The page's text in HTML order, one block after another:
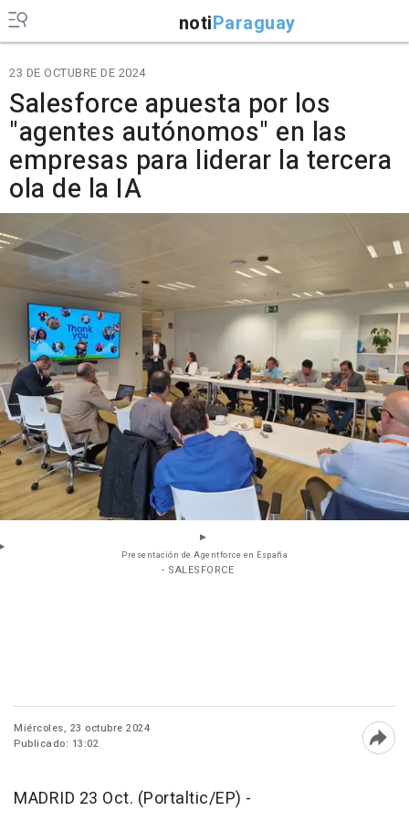
notiParaguay
23 DE OCTUBRE DE 2024
Salesforce apuesta por los
"agentes autónomos" en las
empresas para liderar la tercera
ola de la IA
Presentación de Agentforce en España
- SALESFORCE
Miércoles, 23 octubre 2024
Publicado: 13:02
MADRID 23 Oct. (Portaltic/EP) -